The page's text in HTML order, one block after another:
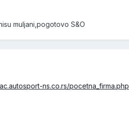
muljani,pogotovo S&O
ns.co.rs/pocetna_firma.php